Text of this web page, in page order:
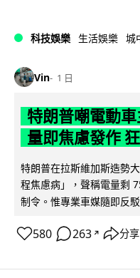
科技娛樂 生活娛樂 城
Vin 1 日
特朗普嘲電動
量即焦慮發作
特朗普在拉斯維加斯造勢
程焦慮病」，聲稱電量剩
制令。惟專業車媒隨即反
580 263 ↗ 分享